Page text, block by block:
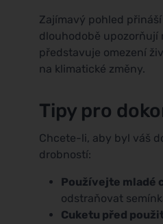
Zajímavý pohled
dlouhodobě upozorňují
představuje omezení
na klimatické změny.
Tipy pro
Chcete-li, aby byl váš
drobností:
Používejte mladé
odstraňovat
Cuketu před